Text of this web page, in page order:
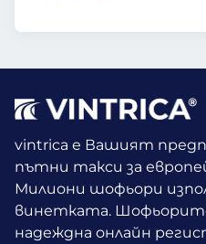
vintrica е Вашият
пътни такси за
Милиони шофьори
винетката.
надеждна онлайн